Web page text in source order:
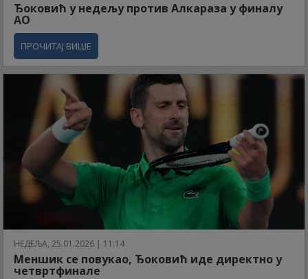
Ђоковић у недељу против Алкараза у финалу
АО
ПРОЧИТАЈ ВИШЕ
НЕДЕЉА, 25.01.2026 | 11:14
Меншик се повукао, Ђоковић иде директно у
четвртфинале